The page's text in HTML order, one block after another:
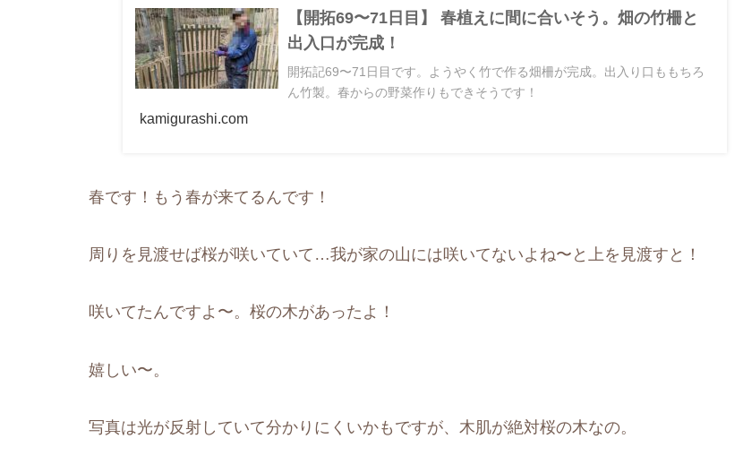
【開拓69〜71日目】 春植えに間に合いそう。畑の竹柵と
出入口が完成！
開拓記69〜71日目です。ようやく竹で作る畑柵が完成。出入り口ももちろ
ん竹製。春からの野菜作りもできそうです！
kamigurashi.com
春です！もう春が来てるんです！
周りを見渡せば桜が咲いていて…我が家の山には咲いてないよね〜と上を見渡すと！
咲いてたんですよ〜。桜の木があったよ！
嬉しい〜。
写真は光が反射していて分かりにくいかもですが、木肌が絶対桜の木なの。